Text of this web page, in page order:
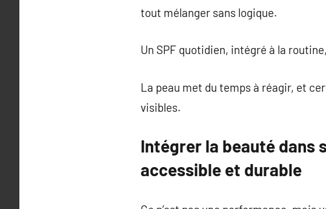
tout mélanger sans logique.
Un SPF quotidien, intégré à la
La peau met du temps à réagir, et
visibles.
Intégrer la beauté dans
accessible et durable